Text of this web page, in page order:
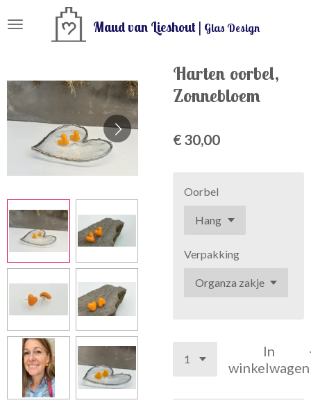
direct
hoofdinhoud
Maud van Lieshout | Glas Design
Harten oorbel,
Zonnebloem
€ 30,00
Oorbel
Verpakking
In
winkelwagen